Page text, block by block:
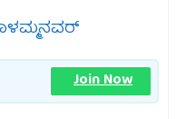
Join Now